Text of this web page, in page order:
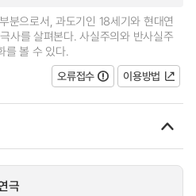
분으로서, 과도기인 18세기와 현대연
사를 살펴본다. 사실주의와 반사실주
를 볼 수 있다.
오류접수
이용방법
극